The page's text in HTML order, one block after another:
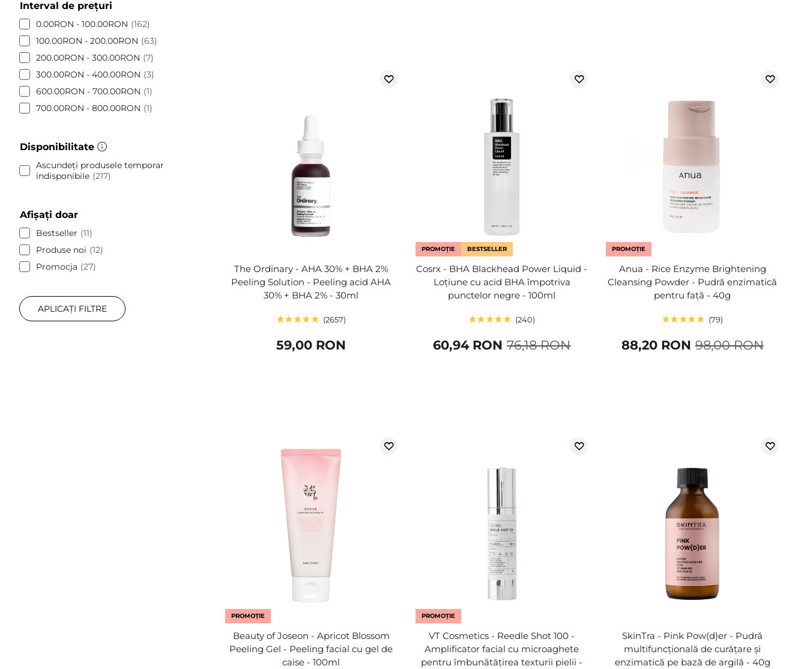
Interval de prețuri
0.00RON - 100.00RON
162
100.00RON - 200.00RON
63
200.00RON - 300.00RON
7
300.00RON - 400.00RON
3
600.00RON - 700.00RON
1
700.00RON - 800.00RON
1
Disponibilitate
Ascundeți produsele temporar
indisponibile 217
Afișați doar
Bestseller
11
Produse noi
12
Promocja
27
APLICAȚI FILTRE
The Ordinary - AHA 30% + BHA 2%
Peeling Solution - Peeling acid AHA
30% + BHA 2% - 30ml
2657
59,00 RON
PROMOȚIE BESTSELLER
Cosrx - BHA Blackhead Power Liquid -
Loțiune cu acid BHA împotriva
punctelor negre - 100ml
240
76,18 RON
60,94 RON
PROMOȚIE
Anua - Rice Enzyme Brightening
Cleansing Powder - Pudră enzimatică
pentru față - 40g
79
98,00 RON
88,20 RON
PROMOȚIE
Beauty of Joseon - Apricot Blossom
Peeling Gel - Peeling facial cu gel de
caise - 100ml
PROMOȚIE
VT Cosmetics - Reedle Shot 100 -
Amplificator facial cu microaghete
pentru îmbunătățirea texturii pielii -
SkinTra - Pink Pow(d)er - Pudră
multifuncțională de curățare și
enzimatică pe bază de argilă - 40g